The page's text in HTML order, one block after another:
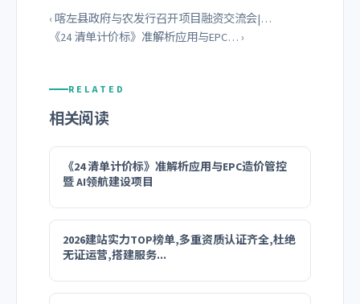
‹ 喀左县政府与农发行召开项目融资交流会|…
《24 清单计价标》准解析应用与EPC… ›
RELATED
相关阅读
《24 清单计价标》准解析应用与EPC造价管控
暨 AI领航建设项目
2026建站实力TOP榜单,多重资质认证齐全,杜绝
无证运营,搭建服务...